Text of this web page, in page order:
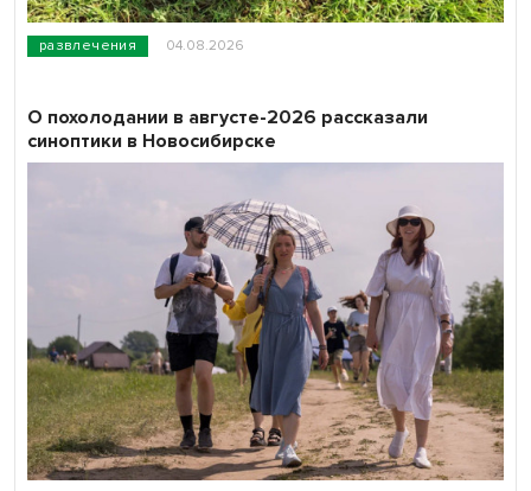
развлечения 04.08.2026
О похолодании в августе-2026 рассказали
синоптики в Новосибирске